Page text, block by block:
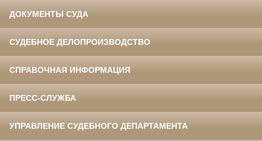
ДОКУМЕНТЫ СУДА
СУДЕБНОЕ ДЕЛОПРОИЗВОДСТВО
СПРАВОЧНАЯ ИНФОРМАЦИЯ
ПРЕСС-СЛУЖБА
УПРАВЛЕНИЕ СУДЕБНОГО ДЕПАРТАМЕНТА